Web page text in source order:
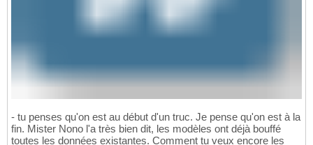
- tu penses qu'on est au début d'un truc. Je pense qu'on est à la
fin. Mister Nono l'a très bien dit, les modèles ont déjà bouffé
toutes les données existantes. Comment tu veux encore les